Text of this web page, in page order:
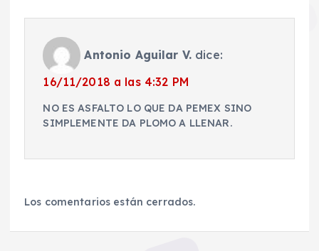
Antonio Aguilar V. dice:
16/11/2018 a las 4:32 PM
NO ES ASFALTO LO QUE DA PEMEX SINO
SIMPLEMENTE DA PLOMO A LLENAR.
Los comentarios están cerrados.